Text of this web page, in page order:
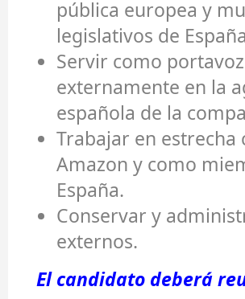
pública europea y
legislativos de
Servir como
externamente en la
española de la
Trabajar en
Amazon y como
España.
Conservar y
externos.
El candidato deberá